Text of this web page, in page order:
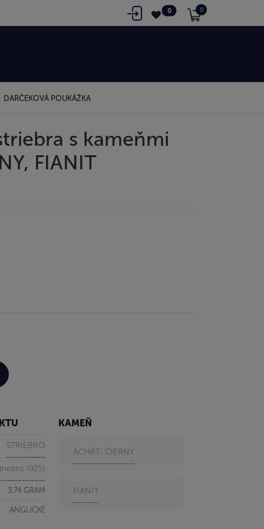
0 0
DARČEKOVÁ POUKÁŽKA
s kameňmi
FIANIT
STRIEBRO
(925)
3.74 GRAM
ANGLICKÉ
KAMEŇ
ACHÁT- ČIERNY
FIANIT